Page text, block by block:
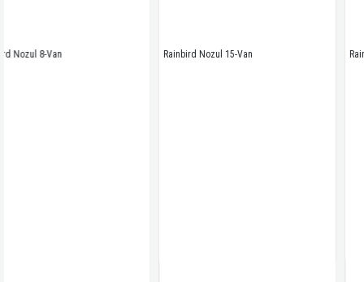
Rainbird Nozul 15-Van Rainbird Nozul 18-Van